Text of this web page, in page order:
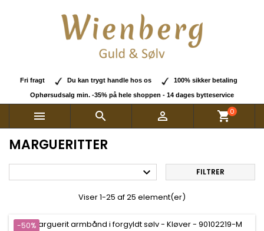
Fri fragt Du kan trygt handle hos os 100% sikker betaling
Ophørsudsalg min. -35% på hele shoppen - 14 dages bytteservice
   shopping_cart0
MARGUERITTER
 FILTRER
Viser 1-25 af 25 element(er)
-50%